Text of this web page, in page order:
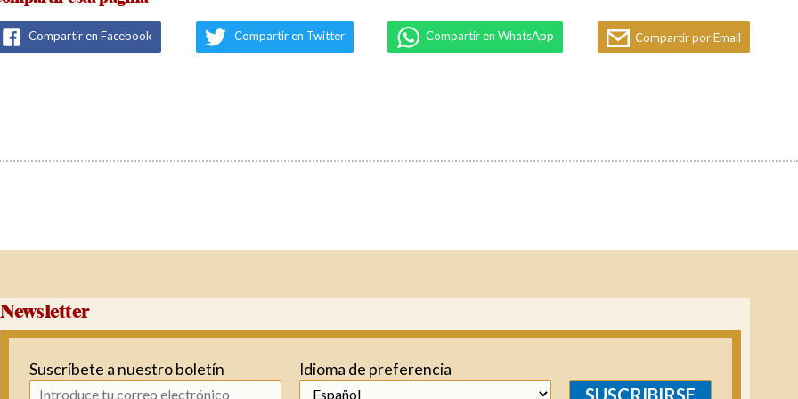
Compartir en Facebook Compartir en Twitter Compartir en WhatsApp Compartir por Email
Newsletter
Suscríbete a nuestro boletín Idioma de preferencia
SUSCRIBIRSE